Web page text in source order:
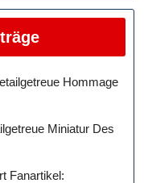
Hommage
Miniatur Des
Fanartikel: